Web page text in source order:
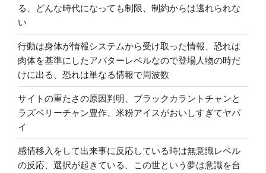
る、どんな時代になっても制限、制約からは逃れられな
い
行動は身体が情報システムから受け取った情報、恐れは
肉体を基準にしたアバターレベルなので登場人物の時だ
けに出る、恐れは単なる情報で周波数
サイトの重たさの原因判明、ブラックカラントチャンと
ラズベリーチャン豊作、米粉アイスがおいしすぎてヤバ
イ
感情移入をして出来事に反応している時は無意識レベル
の反応、選択が起きている、この世という夢は意識を台